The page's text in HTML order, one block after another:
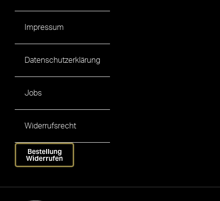
Impressum
Datenschutzerklärung
Jobs
Widerrufsrecht
Bestellung
Widerrufen